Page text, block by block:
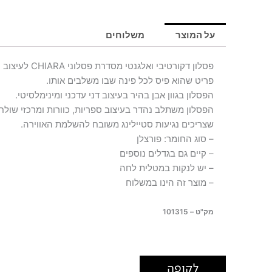
L
על המוצר
משלוחים
פסלון דקורטיבי ואלגנטי מסדרת פסלוני CHIARA לעיצוב חלל הבית.
פריט שהוא פיס לכל פינה שבו משלבים אותו.
הפסלון בגוון אבן בהיר בעיצוב דני עדכני ומינימלסיטי.
הפסלון משתלב נהדר בעיצוב ספריות, כוורות ומרכזי
שצריכים נגיעות סטיילינג משובח להשלמת האווירה.
– סוג החומר: פורצלן
– קיים גם בגדלים נוספים
– יש לנקות במטלית לחה
– מוצר זה הינו במשלוח
מק"ט – 101315
לקופה